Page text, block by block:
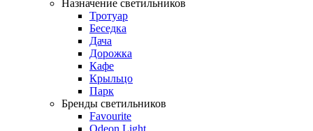
Назначение светильников
Тротуар
Беседка
Дача
Дорожка
Кафе
Крыльцо
Парк
Бренды светильников
Favourite
Odeon Light